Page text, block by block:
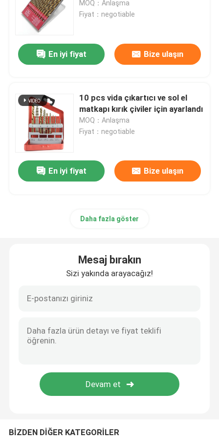
Elmas çekirdek Bit
TCT Daire Testere Bıçağı
Ağaç İşleme Freze Uçları
HSS Makine Muslukları
MOQ：Anlaşma
Fiyat：negotiable
En iyi fiyat Bize ulaşın
10 pcs vida çıkartıcı ve sol el
matkapı kırık çiviler için ayarlandı
MOQ：Anlaşma
Fiyat：negotiable
En iyi fiyat Bize ulaşın
Daha fazla göster
Mesaj bırakın
Sizi yakında arayacağız!
BİZDEN DİĞER KATEGORİLER